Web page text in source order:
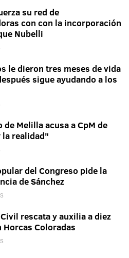
su red de
con con la incorporación
Nubelli
le dieron tres meses de vida
sigue ayudando a los
de Melilla acusa a CpM de
realidad"
del Congreso pide la
de Sánchez
rescata y auxilia a diez
Horcas Coloradas